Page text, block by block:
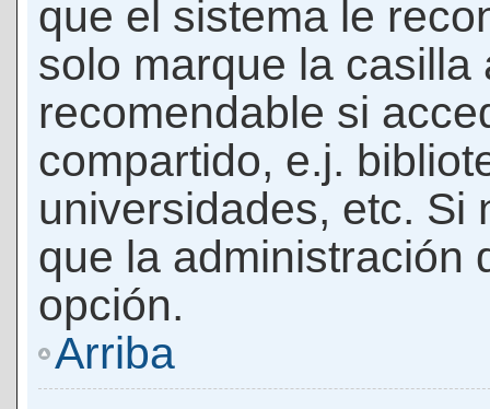
que el sistema le
solo marque la casilla
recomendable si
compartido, e.j.
universidades, etc. Si
que la administración
opción.
Arriba